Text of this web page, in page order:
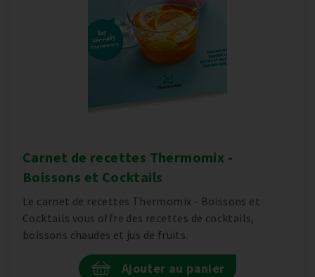
Carnet de recettes Thermomix -
Boissons et Cocktails
Le carnet de recettes Thermomix - Boissons et
Cocktails vous offre des recettes de cocktails,
boissons chaudes et jus de fruits.
Ajouter au panier